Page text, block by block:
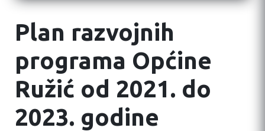
Plan razvojnih
programa Općine
Ružić od 2021. do
2023. godine